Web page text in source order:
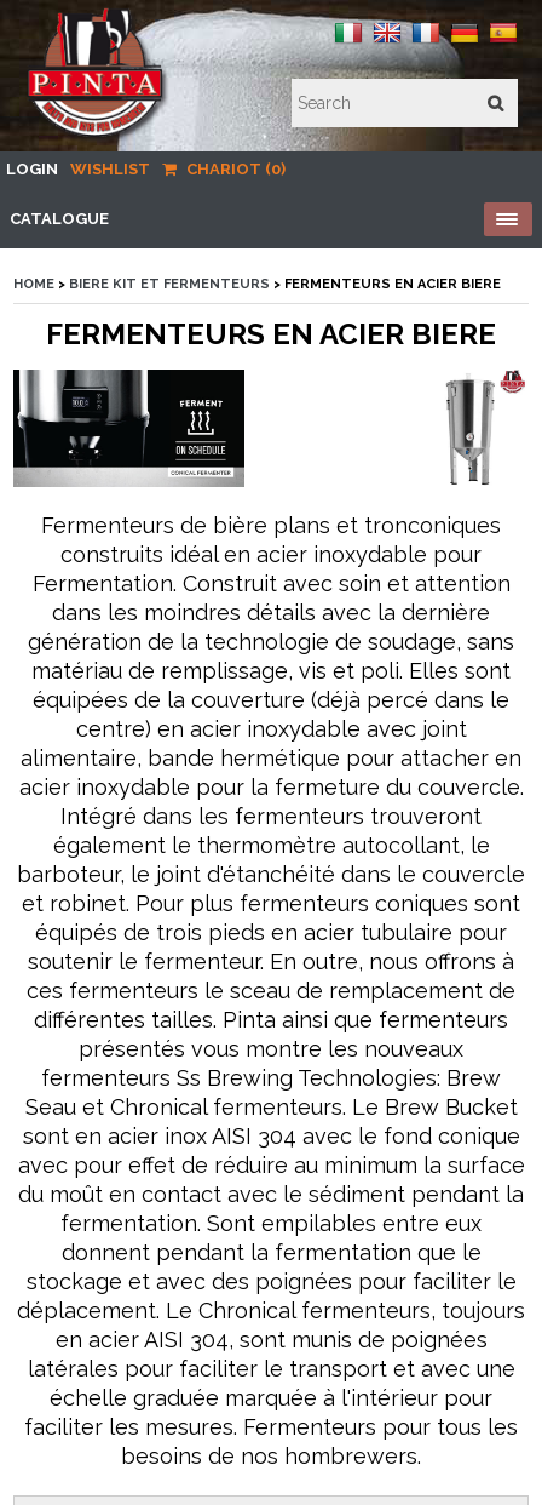
LOGIN WISHLIST CHARIOT (0)
CATALOGUE
HOME > BIERE KIT ET FERMENTEURS > FERMENTEURS EN ACIER BIERE
FERMENTEURS EN ACIER BIERE
Fermenteurs de bière plans et tronconiques
construits idéal en acier inoxydable pour
Fermentation. Construit avec soin et attention
dans les moindres détails avec la dernière
génération de la technologie de soudage, sans
matériau de remplissage, vis et poli. Elles sont
équipées de la couverture (déjà percé dans le
centre) en acier inoxydable avec joint
alimentaire, bande hermétique pour attacher en
acier inoxydable pour la fermeture du couvercle.
Intégré dans les fermenteurs trouveront
également le thermomètre autocollant, le
barboteur, le joint d'étanchéité dans le couvercle
et robinet. Pour plus fermenteurs coniques sont
équipés de trois pieds en acier tubulaire pour
soutenir le fermenteur. En outre, nous offrons à
ces fermenteurs le sceau de remplacement de
différentes tailles. Pinta ainsi que fermenteurs
présentés vous montre les nouveaux
fermenteurs Ss Brewing Technologies: Brew
Seau et Chronical fermenteurs. Le Brew Bucket
sont en acier inox AISI 304 avec le fond conique
avec pour effet de réduire au minimum la surface
du moût en contact avec le sédiment pendant la
fermentation. Sont empilables entre eux
donnent pendant la fermentation que le
stockage et avec des poignées pour faciliter le
déplacement. Le Chronical fermenteurs, toujours
en acier AISI 304, sont munis de poignées
latérales pour faciliter le transport et avec une
échelle graduée marquée à l'intérieur pour
faciliter les mesures. Fermenteurs pour tous les
besoins de nos hombrewers.